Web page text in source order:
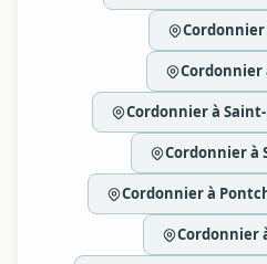
Cordonnier
Cordonnier
Cordonnier à
Cordonnier à
Cordonnier à
Cordonnier